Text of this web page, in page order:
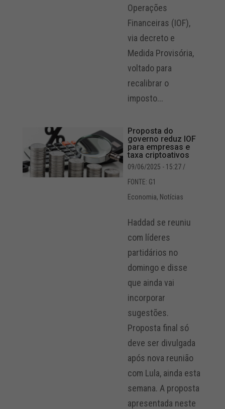
Operações
Financeiras (IOF),
via decreto e
Medida Provisória,
voltado para
recalibrar o
imposto...
Proposta do
governo reduz IOF
para empresas e
taxa criptoativos
09/06/2025 - 15:27/
FONTE: G1
Economia, Notícias
Haddad se reuniu
com líderes
partidários no
domingo e disse
que ainda vai
incorporar
sugestões.
Proposta final só
deve ser divulgada
após nova reunião
com Lula, ainda esta
semana. A proposta
apresentada neste